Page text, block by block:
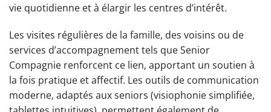
vie quotidienne et à élargir les centres d’intérêt.
Les visites régulières de la famille, des voisins ou de
services d’accompagnement tels que Senior
Compagnie renforcent ce lien, apportant un soutien à
la fois pratique et affectif. Les outils de communication
moderne, adaptés aux seniors (visiophonie simplifiée,